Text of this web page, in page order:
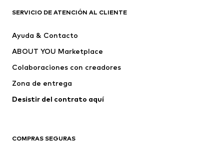
Vestidos
Camisetas y tops
Chaquetas
Jerséis y punto
Ropa interior
Abrigos
Tallas grandes
SERVICIO DE ATENCIÓN AL CLIENTE
Ayuda & Contacto
ABOUT YOU Marketplace
Colaboraciones con creadores
Zona de entrega
Desistir del contrato aquí
COMPRAS SEGURAS